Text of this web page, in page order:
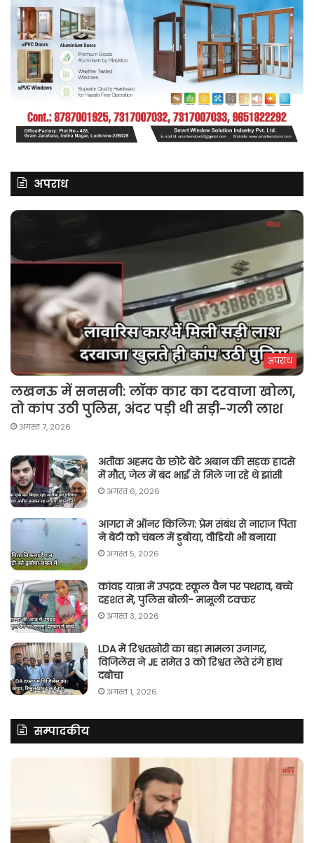
अपराध
अपराध
लखनऊ में सनसनी: लॉक कार का दरवाजा खोला,
तो कांप उठी पुलिस, अंदर पड़ी थी सड़ी-गली लाश
अगस्त 7, 2026
अतीक अहमद के छोटे बेटे अबान की सड़क हादसे
में मौत, जेल में बंद भाई से मिले जा रहे थे झांसी
अगस्त 6, 2026
आगरा में ऑनर किलिग़: प्रेम संबंध से नाराज पिता
ने बेटी को चंबल में डुबोया, वीडियो भी बनाया
अगस्त 5, 2026
कांवड़ यात्रा में उपद्रव: स्कूल वैन पर पथराव, बच्चे
दहशत में, पुलिस बोली- मामूली टक्कर
अगस्त 3, 2026
LDA में रिश्वतखोरी का बड़ा मामला उजागर,
विजिलेंस ने JE समेत 3 को रिश्वत लेते रंगे हाथ
दबोचा
अगस्त 1, 2026
सम्पादकीय